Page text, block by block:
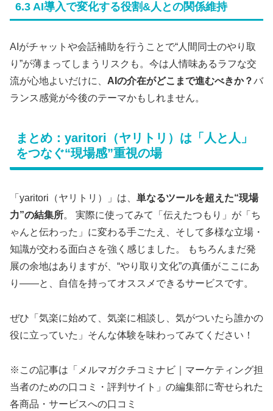
6.3 AI導入で変化する役割&人との関係維持
AIがチャットや会話補助を行うことで“人間同士のやり取
り”が薄まってしまうリスクも。今は人情味あるラフな交
流が心地よいだけに、 AIの介在がどこまで進むべきか？バ
ランス感覚が今後のテーマかもしれません。
まとめ：yaritori（ヤリトリ）は「人と人」
をつなぐ“現場感”重視の場
「yaritori（ヤリトリ）」は、 単なるツールを超えた“現場
力”の結集所。 実際に使ってみて「伝えたつもり」が「ち
ゃんと伝わった」に変わる手ごたえ、そして多様な立場・
知識が交わる面白さを強く感じました。 もちろんまだ発
展の余地はありますが、“やり取り文化”の真価がここにあ
り――と、自信を持ってオススメできるサービスです。
ぜひ「気楽に始めて、気楽に相談し、気がついたら誰かの
役に立っていた」そんな体験を味わってみてください！
※この記事は「メルマガクチコミナビ｜マーケティング担
当者のための口コミ・評判サイト」の編集部に寄せられた
各商品・サービスへの口コミ